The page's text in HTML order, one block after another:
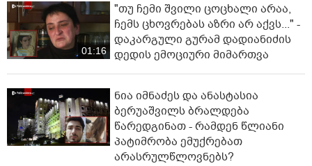
01:16
"თუ ჩემი შვილი ცოცხალი არაა,
ჩემს ცხოვრებას აზრი არ აქვს..." -
დაკარგული გურამ დადიანიძის
დედის ემოციური მიმართვა
ნია იმნაძეს და ანასტასია
ბერუაშვილს ბრალდება
წარედგინათ - რამდენ წლიანი
პატიმრობა ემუქრებათ
არასრულწლოვნებს?